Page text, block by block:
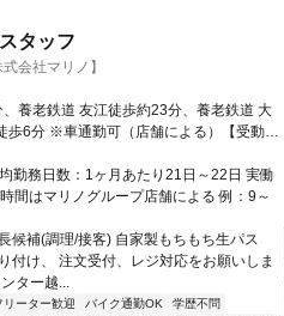
タッフ
会社マリノ】
養老鉄道 友江徒歩約23分、養老鉄道 大
歩6分 ※車通勤可（店舗による）【受動喫
により異なる）
勤務日数：1ヶ月あたり21日～22日 実働
はマリノグループ店舗による 例：9～
候補(調理/接客) 自家製もちもち生パス
付け、 注文受付、レジ対応をお願いしま
ター越...
リーター歓迎 バイク通勤OK
学歴不問